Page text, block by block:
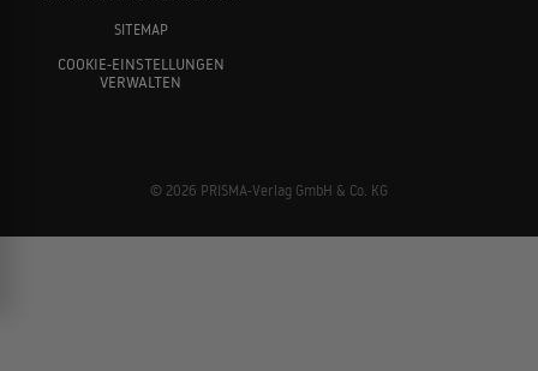
SITEMAP
COOKIE-EINSTELLUNGEN
VERWALTEN
© 2026 PRISMA-Verlag GmbH & Co. KG